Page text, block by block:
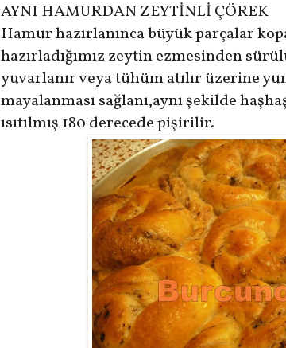
AYNI HAMURDAN ZEYTİNLİ ÇÖREK
Hamur hazırlanınca büyük parçalar
hazırladığımız zeytinezmesinden
yuvarlanır veya tühüm atılır üzerine
mayalanması sağlanı,aynı şekilde
ısıtılmış 180 derecede pişirilir.